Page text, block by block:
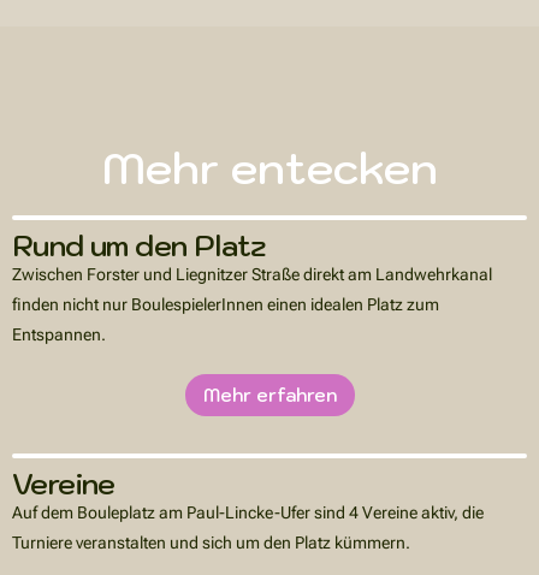
Mehr entecken
Rund um den Platz
Zwischen Forster und Liegnitzer Straße direkt am Landwehrkanal
finden nicht nur BoulespielerInnen einen idealen Platz zum
Entspannen.
Mehr erfahren
Vereine
Auf dem Bouleplatz am Paul-Lincke-Ufer sind 4 Vereine aktiv, die
Turniere veranstalten und sich um den Platz kümmern.